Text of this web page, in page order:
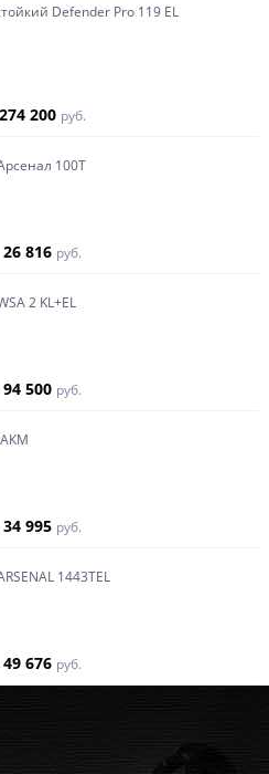
Defender Pro 119 EL
274 200 руб.
100Т
26 816 руб.
2 KL+EL
94 500 руб.
34 995 руб.
1443ТEL
49 676 руб.